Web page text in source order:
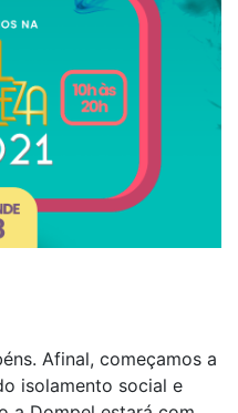
Afinal, começamos a
isolamento social e